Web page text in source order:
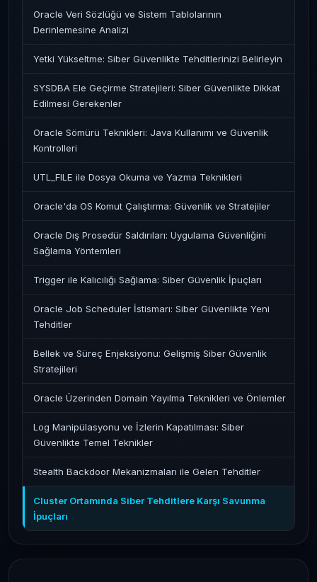
Oracle Veri Sözlüğü ve Sistem Tablolarının
Derinlemesine Analizi
Yetki Yükseltme: Siber Güvenlikte Tehditlerinizi Belirleyin
SYSDBA Ele Geçirme Stratejileri: Siber Güvenlikte Dikkat
Edilmesi Gerekenler
Oracle Sömürü Teknikleri: Java Kullanımı ve Güvenlik
Kontrolleri
UTL_FILE ile Dosya Okuma ve Yazma Teknikleri
Oracle'da OS Komut Çalıştırma: Güvenlik ve Stratejiler
Oracle Dış Prosedür Saldırıları: Uygulama Güvenliğini
Sağlama Yöntemleri
Trigger ile Kalıcılığı Sağlama: Siber Güvenlik İpuçları
Oracle Job Scheduler İstismarı: Siber Güvenlikte Yeni
Tehditler
Bellek ve Süreç Enjeksiyonu: Gelişmiş Siber Güvenlik
Stratejileri
Oracle Üzerinden Domain Yayılma Teknikleri ve Önlemler
Log Manipülasyonu ve İzlerin Kapatılması: Siber
Güvenlikte Temel Teknikler
Stealth Backdoor Mekanizmaları ile Gelen Tehditler
Cluster Ortamında Siber Tehditlere Karşı Savunma
İpuçları